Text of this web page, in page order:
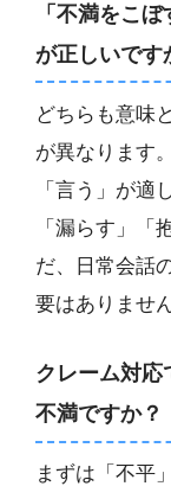
「不満をこ
が正しいです
どちらも意味
が異なります
「言う」が適
「漏らす」「
だ、日常会話
要はありません
クレーム対応
不満ですか？
まずは「不平